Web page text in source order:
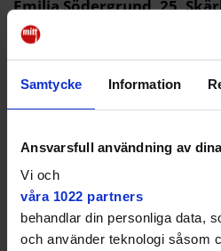
Samtycke Information
Ansvarsfull användning av
Vi och
våra 1022 partners
behandlar din personliga data,
och använder teknologi såsom
Emilia Södergrund, 25,
– Jag har ganska gott ställt
av sänkta skatter. Men jag
stark välfärd som gynnar de
satsar långsiktigt på förskolor
bra för barnen. I ett sånt här
man tänka långsiktigt.
Hon röstar ofta på samma
rösta olika i de olika valen.
taktikrösta.